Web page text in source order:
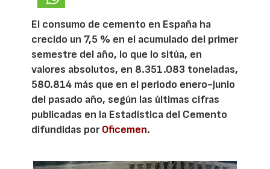
El consumo de cemento en España ha
crecido un 7,5 % en el acumulado del primer
semestre del año, lo que lo sitúa, en
valores absolutos, en 8.351.083 toneladas,
580.814 más que en el periodo enero-junio
del pasado año, según las últimas cifras
publicadas en la Estadística del Cemento
difundidas porOficemen.